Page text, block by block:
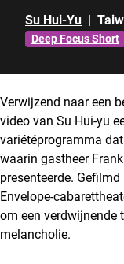
Su Hui-Yu |
Deep Focus Short
Verwijzend naar een
video van Su Hui-yu
variétéprogramma
waarin gastheer
presenteerde.
Envelope-
om een verdwijnende
melancholie.